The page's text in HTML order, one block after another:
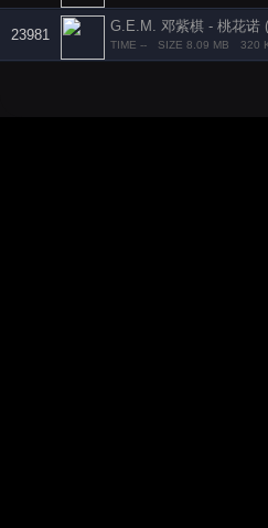
23981
G.E.M. 邓紫棋 - 桃花诺
TIME -- SIZE 8.09 MB 320